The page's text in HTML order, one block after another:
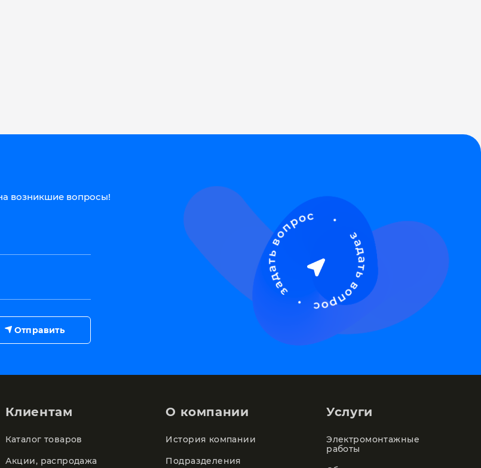
возникшие вопросы!
Отправить
Клиентам
Каталог товаров
Акции, распродажа
О компании
История компании
Подразделения
Услуги
Электромонтажные
работы